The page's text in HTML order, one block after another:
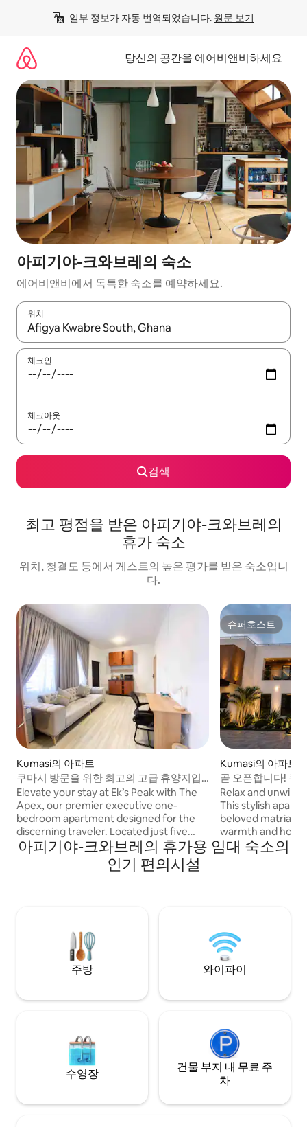
일부 정보가 자동 번역되었습니다. 원문 보기
당신의 공간을 에어비앤비하세요
아피기야-크와브레의 숙소
에어비앤비에서 독특한 숙소를 예약하세요.
위치
결과가 나오면 위·아래 화살표 키를 사용하거나 터치 또는 스와이
체크인
체크아웃
검색
최고 평점을 받은 아피기야-크와브레의
휴가 숙소
위치, 청결도 등에서 게스트의 높은 평가를 받은 숙소입니
다.
Kumasi의 아파트
쿠마시 방문을 위한 최고의 고급 휴양지입
니다.
Elevate your stay at Ek’s Peak with The
Apex, our premier executive one-
bedroom apartment designed for the
discerning traveler. Located just five
minutes from Kumasi Prempeh I
International Airport, this suite offers an
upscale experience featuring modern
ample parking, The Apex provides the
ultimate high-end retreat for your
Kumasi visit.
슈퍼호스트
슈퍼호스트
Kumasi의 아파트
곧 오픈합니다! 쿠
휴식을 취해보세요!
Relax and unwind
This stylish
beloved
warmth and
extending to you.
the Prempeh I
아피기야-크와브레의 휴가용 임대 숙소의
인기 편의시설
주방 와이파이
수영장
건물 부지 내 무료 주
차